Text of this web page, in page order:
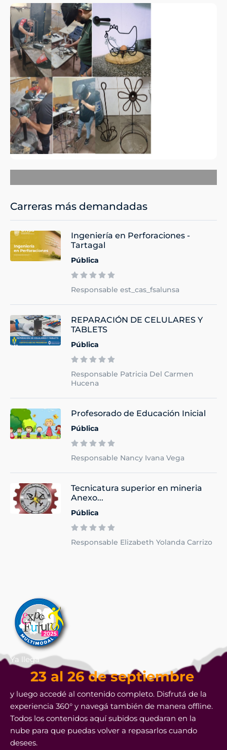
Carreras más demandadas
Ingeniería en Perforaciones -
Tartagal
Pública
Responsable est_cas_fsalunsa
REPARACIÓN DE CELULARES Y
TABLETS
Pública
Responsable Patricia Del Carmen
Hucena
Profesorado de Educación Inicial
Pública
Responsable Nancy Ivana Vega
Tecnicatura superior en mineria
Anexo...
Pública
Responsable Elizabeth Yolanda Carrizo
Ya llega
23 al 26 de septiembre
y luego accedé al contenido completo. Disfrutá de la
experiencia 360° y navegá también de manera offline.
Todos los contenidos aquí subidos quedaran en la
nube para que puedas volver a repasarlos cuando
desees.